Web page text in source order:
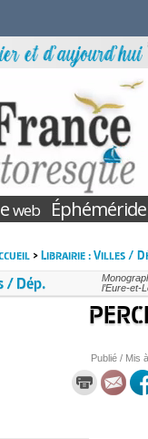
web Éphéméride
>Librairie : Villes /
/ Dép.
l’Eure-et-
Publié / Mis